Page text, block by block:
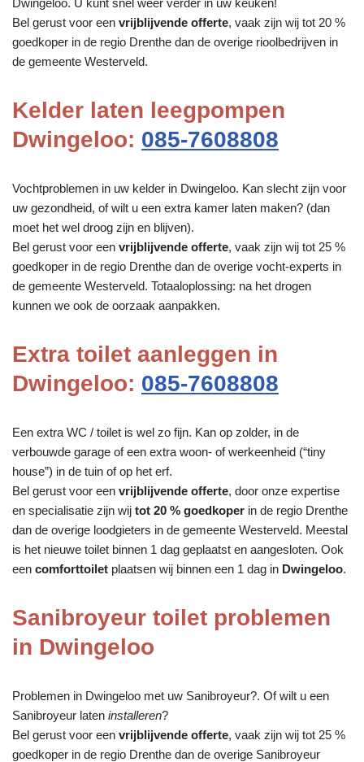
Bel gerust voor een vrijblijvende offerte, vaak zijn wij tot 20 %
goedkoper in de regio Drenthe dan de overige rioolbedrijven in
de gemeente Westerveld.
Kelder laten leegpompen
Dwingeloo: 085-7608808
Vochtproblemen in uw kelder in Dwingeloo. Kan slecht zijn voor
uw gezondheid, of wilt u een extra kamer laten maken? (dan
moet het wel droog zijn en blijven).
Bel gerust voor een vrijblijvende offerte, vaak zijn wij tot 25 %
goedkoper in de regio Drenthe dan de overige vocht-experts in
de gemeente Westerveld. Totaaloplossing: na het drogen
kunnen we ook de oorzaak aanpakken.
Extra toilet aanleggen in
Dwingeloo: 085-7608808
Een extra WC / toilet is wel zo fijn. Kan op zolder, in de
verbouwde garage of een extra woon- of werkeenheid (“tiny
house”) in de tuin of op het erf.
Bel gerust voor een vrijblijvende offerte, door onze expertise
en specialisatie zijn wij tot 20 % goedkoper in de regio Drenthe
dan de overige loodgieters in de gemeente Westerveld. Meestal
is het nieuwe toilet binnen 1 dag geplaatst en aangesloten. Ook
een comforttoilet plaatsen wij binnen een 1 dag in Dwingeloo.
Sanibroyeur toilet problemen
in Dwingeloo
Problemen in Dwingeloo met uw Sanibroyeur?. Of wilt u een
Sanibroyeur laten installeren?
Bel gerust voor een vrijblijvende offerte, vaak zijn wij tot 25 %
goedkoper in de regio Drenthe dan de overige Sanibroyeur